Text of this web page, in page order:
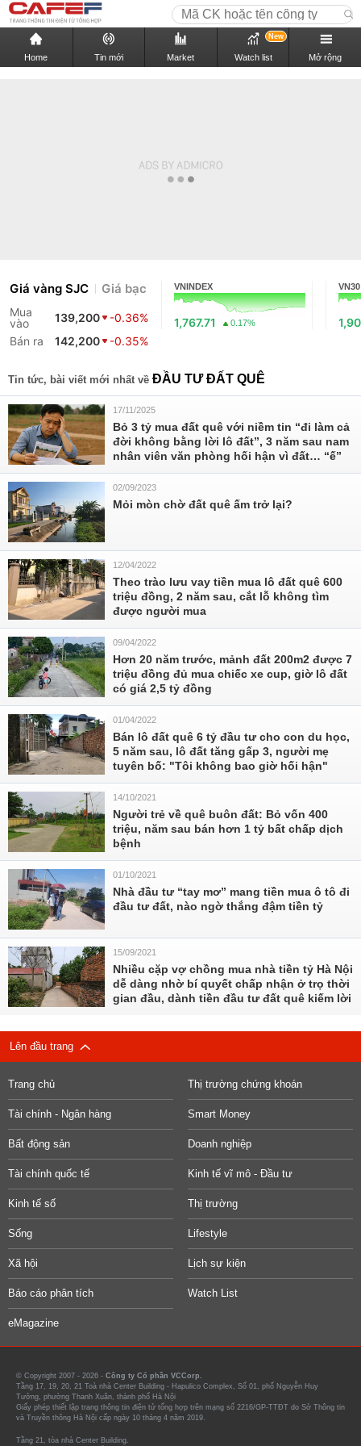
Home Tin mới Market Watch list
New
Mở rộng
Giá vàng SJC Giá bạc
Mua
vào
139,200
-0.36%
Bán ra
142,200 -0.35%
VNINDEX
1,767.71 0.17%
VN30
Tin tức, bài viết mới nhất về ĐẦU TƯ ĐẤT QUÊ
17/11/2025
Bỏ 3 tỷ mua đất quê với niềm tin “đi làm cả
đời không bằng lời lô đất”, 3 năm sau nam
nhân viên văn phòng hối hận vì đất… “ế”
02/09/2023
Mỏi mòn chờ đất quê ấm trở lại?
12/04/2022
Theo trào lưu vay tiền mua lô đất quê 600
triệu đồng, 2 năm sau, cắt lỗ không tìm
được người mua
09/04/2022
Hơn 20 năm trước, mảnh đất 200m2 được 7
triệu đồng đủ mua chiếc xe cup, giờ lô đất
có giá 2,5 tỷ đồng
01/04/2022
Bán lô đất quê 6 tỷ đầu tư cho con du học,
5 năm sau, lô đất tăng gấp 3, người mẹ
tuyên bố: "Tôi không bao giờ hối hận"
14/10/2021
Người trẻ về quê buôn đất: Bỏ vốn 400
triệu, năm sau bán hơn 1 tỷ bất chấp dịch
bệnh
01/10/2021
Nhà đầu tư “tay mơ” mang tiền mua ô tô đi
đầu tư đất, nào ngờ thắng đậm tiền tỷ
15/09/2021
Nhiều cặp vợ chồng mua nhà tiền tỷ Hà Nội
dễ dàng nhờ bí quyết chấp nhận ở trọ thời
gian đầu, dành tiền đầu tư đất quê kiếm lời
Lên đầu trang
Trang chủ Thị trường chứng khoán
Tài chính - Ngân hàng Smart Money
Bất động sản Doanh nghiệp
Tài chính quốc tế Kinh tế vĩ mô - Đầu tư
Kinh tế số Thị trường
Sống Lifestyle
Xã hội Lịch sự kiện
Báo cáo phân tích Watch List
eMagazine
© Copyright 2007 - 2026 - Công ty Cổ phần VCCorp.
Tầng 17, 19, 20, 21 Toà nhà Center Building - Hapulico Complex, Số 01, phố Nguyễn Huy
Tưởng, phường Thanh Xuân, thành phố Hà Nội
Giấy phép thiết lập trang thông tin điện tử tổng hợp trên mạng số 2216/GP-TTĐT do Sở Thông tin
và Truyền thông Hà Nội cấp ngày 10 tháng 4 năm 2019.
Tầng 21, tòa nhà Center Building.